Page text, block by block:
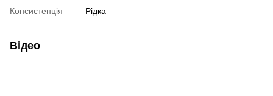
Консистенція
Рідка
Відео